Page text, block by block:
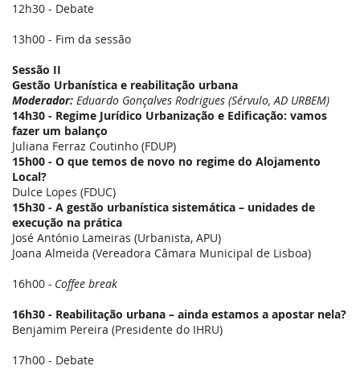
12h30 - Debate
13h00 - Fim da sessão
Sessão II
Gestão Urbanística e reabilitação urbana
Moderador: Eduardo Gonçalves Rodrigues (Sérvulo, AD URBEM)
14h30 - Regime Jurídico Urbanização e Edificação: vamos
fazer um balanço
Juliana Ferraz Coutinho (FDUP)
15h00 - O que temos de novo no regime do Alojamento
Local?
Dulce Lopes (FDUC)
15h30 - A gestão urbanística sistemática – unidades de
execução na prática
José António Lameiras (Urbanista, APU)
Joana Almeida (Vereadora Câmara Municipal de Lisboa)
16h00 - Coffee break
16h30 - Reabilitação urbana – ainda estamos a apostar nela?
Benjamim Pereira (Presidente do IHRU)
17h00 - Debate